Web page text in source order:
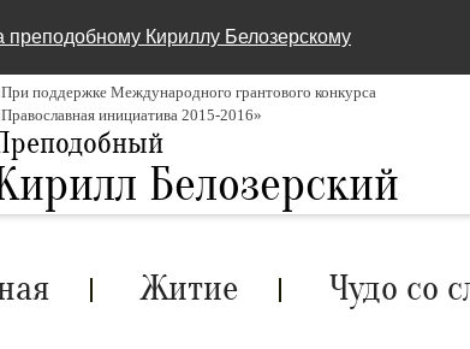
преподобному Кириллу Белозерскому
поддержке Международного грантового конкурса
инициатива 2015-2016»
Белозерский
Житие Чудо со